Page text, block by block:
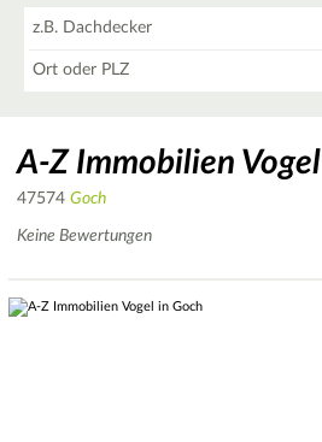
A-Z Immobilien Vogel
47574 Goch
Keine Bewertungen